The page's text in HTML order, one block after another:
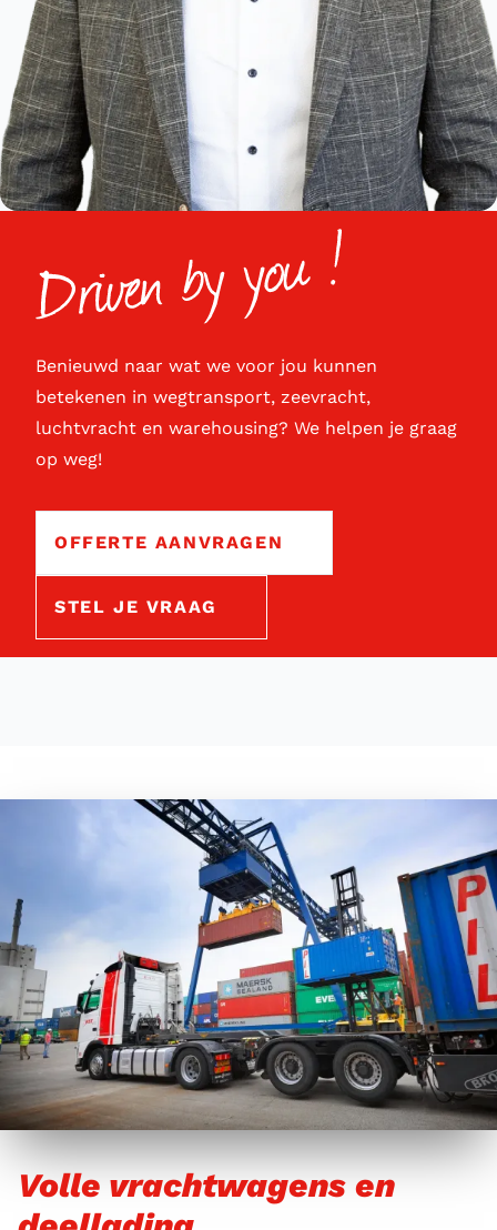
Benieuwd naar wat we voor jou kunnen
betekenen in wegtransport, zeevracht,
luchtvracht en warehousing? We helpen je graag
op weg!
OFFERTE AANVRAGEN
STEL JE VRAAG
Volle vrachtwagens en